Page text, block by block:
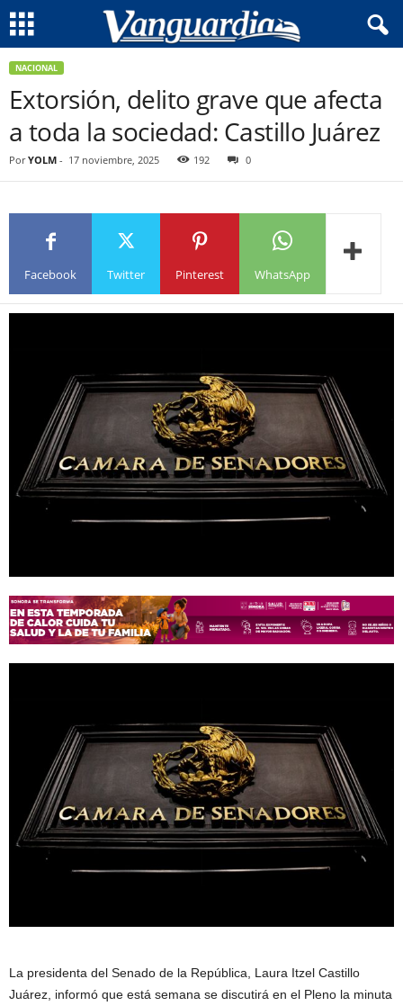
NACIONAL
Extorsión, delito grave que afecta
a toda la sociedad: Castillo Juárez
Por YOLM - 17 noviembre, 2025 192 0
Facebook Twitter Pinterest WhatsApp
La presidenta del Senado de la República, Laura Itzel Castillo
Juárez, informó que está semana se discutirá en el Pleno la minuta